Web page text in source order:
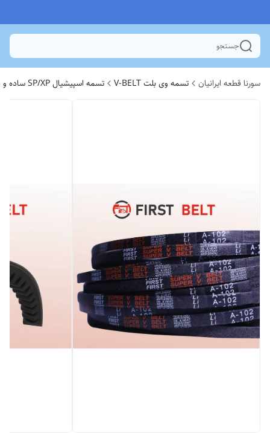
جستجو
سورنا قطعه ایرانیان تسمه وی بلت V-BELT تسمه اسپیشیال SP/XP ساده و دنده ای